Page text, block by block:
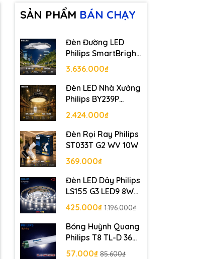
SẢN PHẨM BÁN CHẠY
Đèn Đường LED
Philips SmartBright
Road BRP131
LED125 100W
3.636.000₫
Đèn LED Nhà Xưởng
Philips BY239P
LED130 G2 100W
2.424.000₫
Đèn Rọi Ray Philips
ST033T G2 WV 10W
369.000₫
Đèn LED Dây Philips
LS155 G3 LED9 8W
5M 24V - 40W/5M
425.000₫ 1.196.000₫
Bóng Huỳnh Quang
Philips T8 TL-D 36W
1SL/25 Siêu sáng
57.000₫ 85.600₫